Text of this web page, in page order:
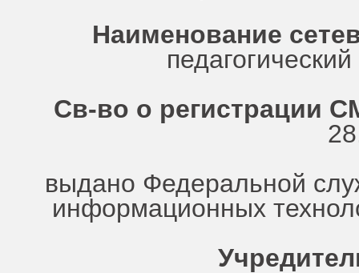
Наименование
Св-во о регистрации
выдано Федеральной
информационных